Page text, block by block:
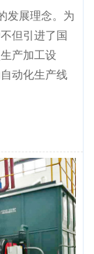
发展理念。为
但引进了国
产加工设
动化生产线